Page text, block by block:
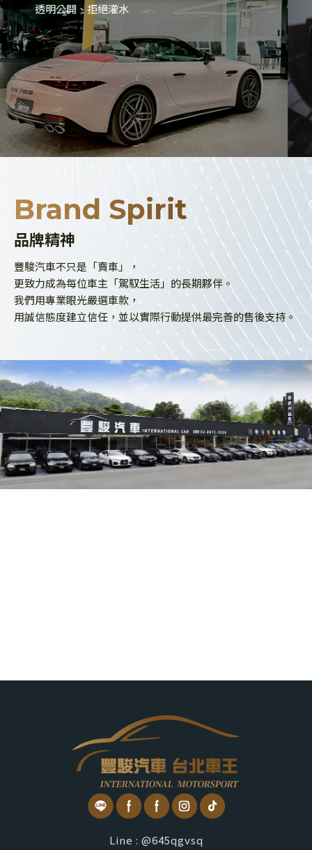
透明公開、拒絕灌水
Brand Spirit
品牌精神
豐駿汽車不只是「賣車」，
更致力成為每位車主「駕馭生活」的長期夥伴。
我們用專業眼光嚴選車款，
用誠信態度建立信任，並以實際行動提供最完善的售後支持。
Line : @645qgvsq